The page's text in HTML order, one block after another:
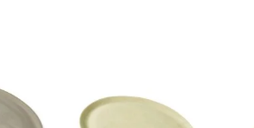
Legg i
ønskeliste